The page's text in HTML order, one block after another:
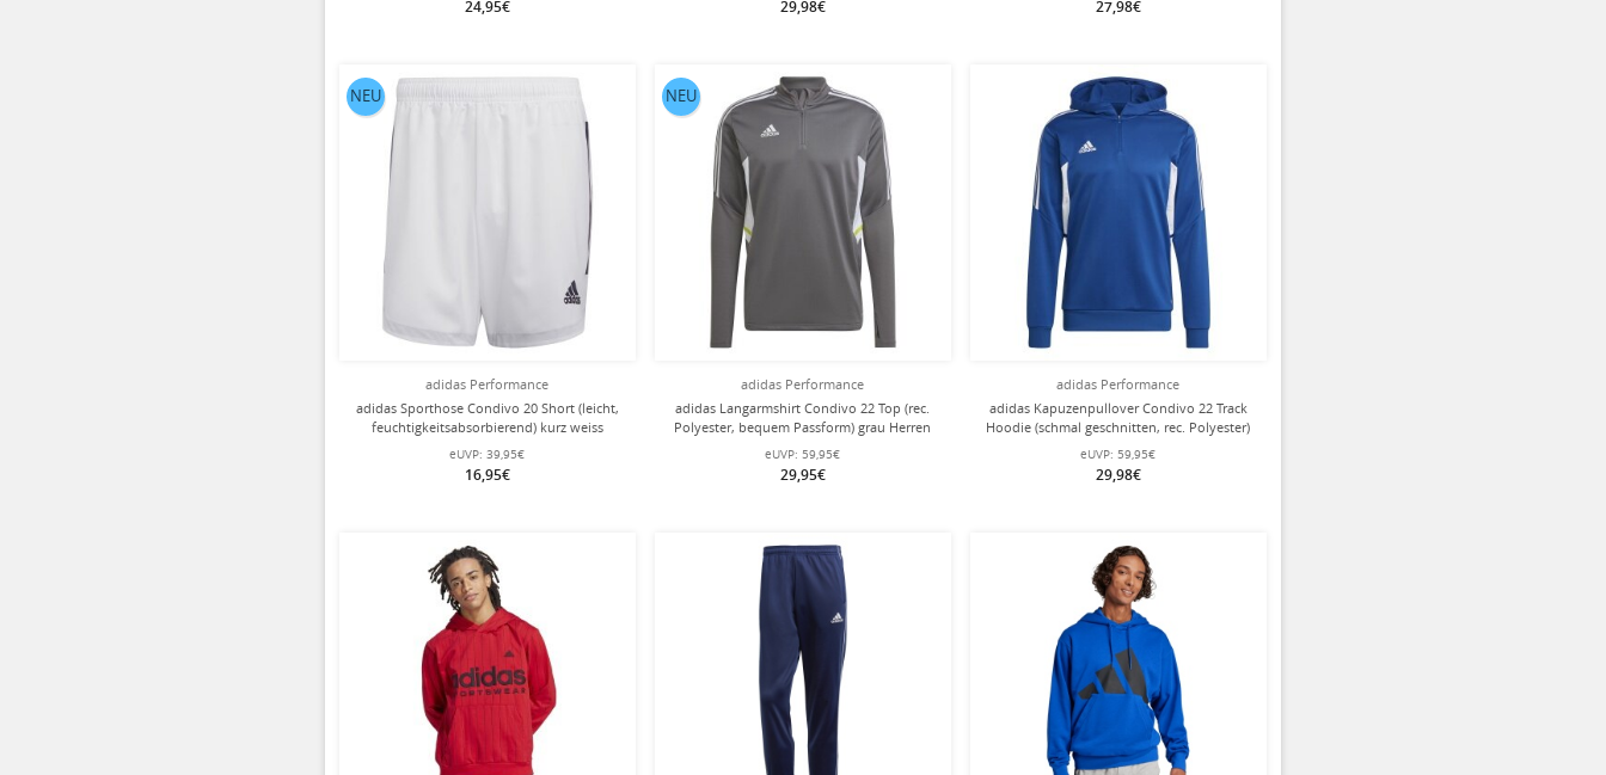
24,95€ 29,98€ 27,98€
adidas Performance
adidas Sporthose Condivo 20 Short (leicht,
feuchtigkeitsabsorbierend) kurz weiss
eUVP: 39,95€
16,95€
NEU
adidas Performance
adidas Langarmshirt Condivo 22 Top (rec.
Polyester, bequem Passform) grau Herren
eUVP: 59,95€
29,95€
NEU
adidas Performance
adidas Kapuzenpullover Condivo 22 Track
Hoodie (schmal geschnitten, rec. Polyester)
eUVP: 59,95€
29,98€